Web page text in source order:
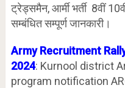
ट्रेड्समैन, आर्मी भर्ती 8वीं
सम्बंधित सम्पूर्ण जानकारी।
Army Recruitment
2024: Kurnool district
program notification